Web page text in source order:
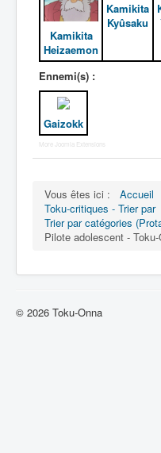
Kamikita
Heizaemon
Kamikita
Kyûsaku
Ennemi(s) :
Gaizokk
More Joomla Extensions
Vous êtes ici : Accueil
Toku-critiques - Trier par
Trier par catégories
Pilote adolescent -
© 2026 Toku-Onna